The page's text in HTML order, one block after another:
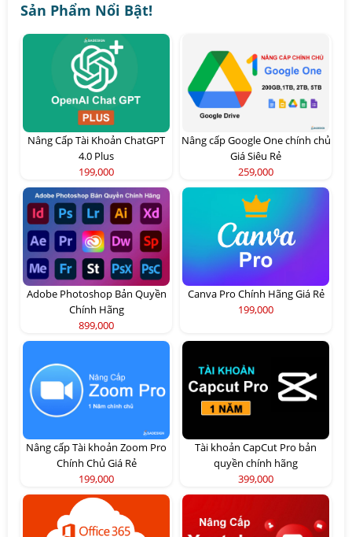
Sản Phẩm Nổi Bật!
Nâng Cấp Tài Khoản ChatGPT
4.0 Plus
199,000
Nâng cấp Google One chính chủ
Giá Siêu Rẻ
259,000
Adobe Photoshop Bản Quyền
Chính Hãng
899,000
Canva Pro Chính Hãng Giá Rẻ
199,000
Nâng cấp Tài khoản Zoom Pro
Chính Chủ Giá Rẻ
199,000
Tài khoản CapCut Pro bản
quyền chính hãng
399,000